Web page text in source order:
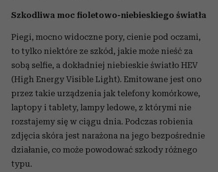
Szkodliwa moc fioletowo-niebieskiego światła
Piegi, mocno widoczne pory, cienie pod oczami,
to tylko niektóre ze szkód, jakie może nieść za
sobą selfie, a dokładniej niebieskie światło HEV
(High Energy Visible Light). Emitowane jest ono
przez takie urządzenia jak telefony komórkowe,
laptopy i tablety, lampy ledowe, z którymi nie
rozstajemy się w ciągu dnia. Podczas robienia
zdjęcia skóra jest narażona na jego bezpośrednie
działanie, co może powodować szkody różnego
typu.